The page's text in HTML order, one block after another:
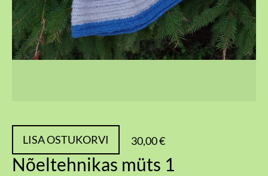
LISA OSTUKORVI 30,00 €
Nõeltehnikas müts 1